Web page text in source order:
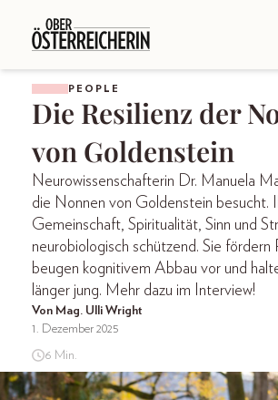
PEOPLE
Die Resilienz der
von Goldenstein
Neurowissenschafterin Dr. Manuela
die Nonnen von Goldenstein besucht.
Gemeinschaft, Spiritualität, Sinn und
neurobiologisch schützend. Sie fördern
beugen kognitivem Abbau vor und
länger jung. Mehr dazu im Interview!
Von Mag. Ulli Wright
1. Dezember 2025
6 Min.